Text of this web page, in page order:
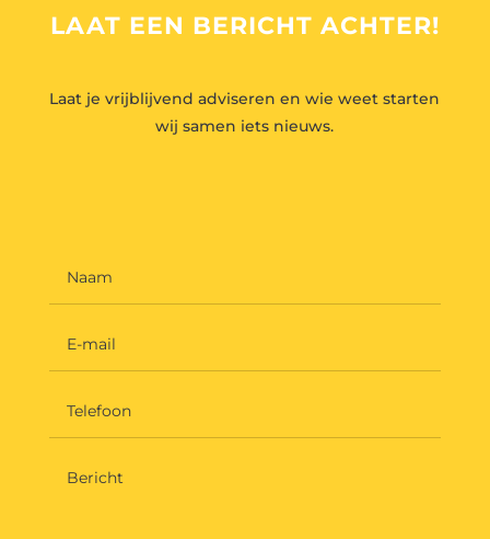
LAAT EEN BERICHT ACHTER!
Laat je vrijblijvend adviseren en wie weet starten
wij samen iets nieuws.